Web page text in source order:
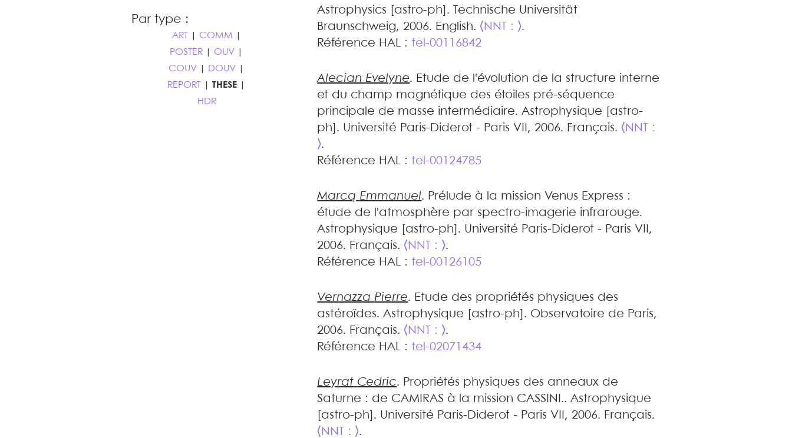
Par type :
ART COMM
POSTER
OUV
COUV
DOUV
REPORT
|THESE
HDR
Astrophysics [astro-ph]. Technische Universität
Braunschweig, 2006. English.⟨NNT : ⟩.
Référence HAL : tel-00116842
Alecian Evelyne. Etude de l'évolution de la structure interne
et du champ magnétique des étoiles pré-séquence
principale de masse intermédiaire.Astrophysique [astro-
ph]. Université Paris-Diderot - Paris VII, 2006. Français.⟨NNT :
⟩.
Référence HAL : tel-00124785
Marcq Emmanuel. Prélude à la mission Venus Express :
étude de l'atmosphère par spectro-imagerie infrarouge.
Astrophysique [astro-ph]. Université Paris-Diderot - Paris VII,
2006. Français.⟨NNT : ⟩.
Référence HAL : tel-00126105
Vernazza Pierre. Etude des propriétés physiques des
astéroïdes.Astrophysique [astro-ph]. Observatoire de Paris,
2006. Français.⟨NNT : ⟩.
Référence HAL : tel-02071434
Leyrat Cedric. Propriétés physiques des anneaux de
Saturne : de CAMIRAS à la mission CASSINI..Astrophysique
[astro-ph]. Université Paris-Diderot - Paris VII, 2006. Français.
⟨NNT : ⟩.